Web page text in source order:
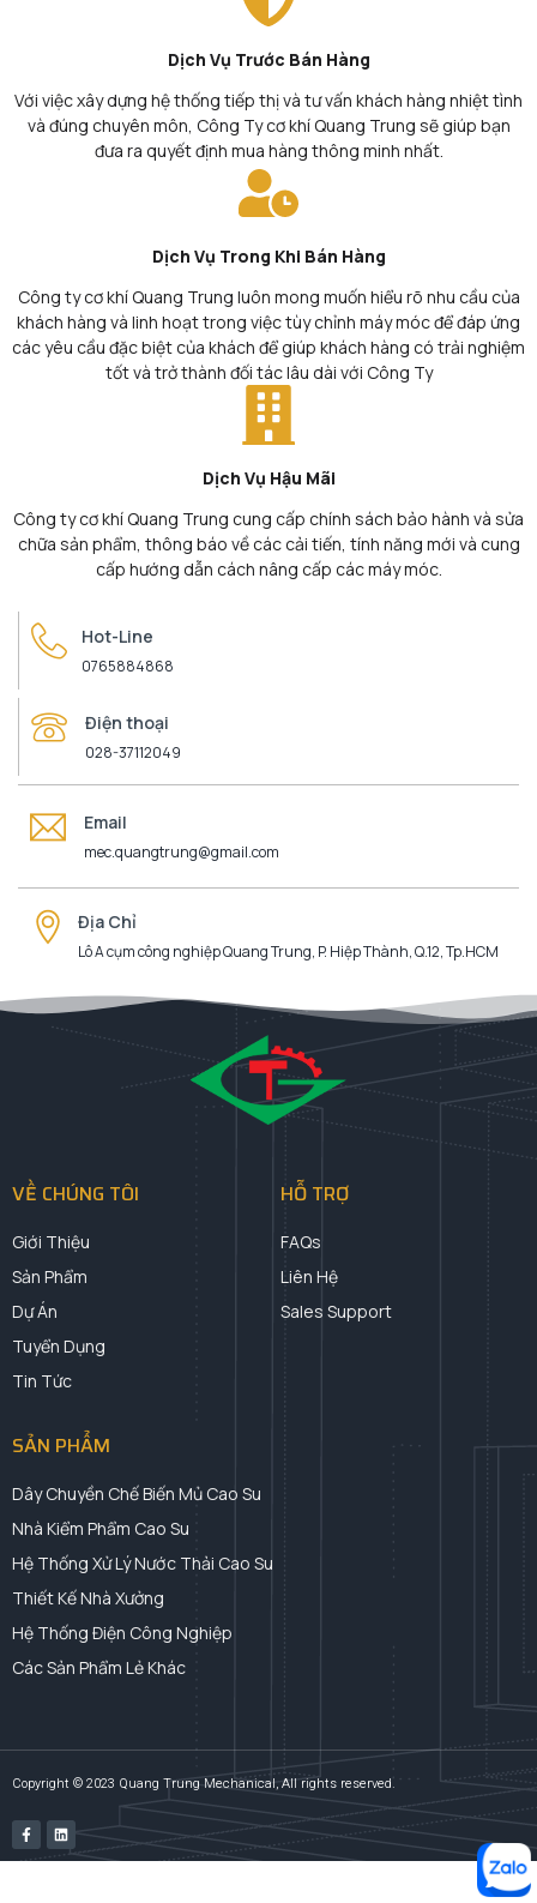
Dịch Vụ Trước Bán Hàng
Với việc xây dựng hệ thống tiếp thị và tư vấn khách hàng nhiệt tình
và đúng chuyên môn, Công Ty cơ khí Quang Trung sẽ giúp bạn
đưa ra quyết định mua hàng thông minh nhất.
Dịch Vụ Trong Khi Bán Hàng
Công ty cơ khí Quang Trung luôn mong muốn hiểu rõ nhu cầu của
khách hàng và linh hoạt trong việc tùy chỉnh máy móc để đáp ứng
các yêu cầu đặc biệt của khách để giúp khách hàng có trải nghiệm
tốt và trở thành đối tác lâu dài với Công Ty
Dịch Vụ Hậu Mãi
Công ty cơ khí Quang Trung cung cấp chính sách bảo hành và sửa
chữa sản phẩm, thông báo về các cải tiến, tính năng mới và cung
cấp hướng dẫn cách nâng cấp các máy móc.
Hot-Line
0765884868
Điện thoại
028-37112049
Email
mec.quangtrung@gmail.com
Địa Chỉ
Lô A cụm công nghiệp Quang Trung, P. Hiệp Thành, Q.12, Tp.HCM
VỀ CHÚNG TÔI
Giới Thiệu
Sản Phẩm
Dự Án
Tuyển Dụng
Tin Tức
HỖ TRỢ
FAQs
Liên Hệ
Sales Support
SẢN PHẨM
Dây Chuyền Chế Biến Mủ Cao Su
Nhà Kiểm Phẩm Cao Su
Hệ Thống Xử Lý Nước Thải Cao Su
Thiết Kế Nhà Xưởng
Hệ Thống Điện Công Nghiệp
Các Sản Phẩm Lẻ Khác
Copyright © 2023 Quang Trung Mechanical, All rights reserved.